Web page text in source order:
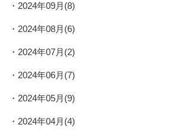
2024年09月(8)
2024年08月(6)
2024年07月(2)
2024年06月(7)
2024年05月(9)
2024年04月(4)